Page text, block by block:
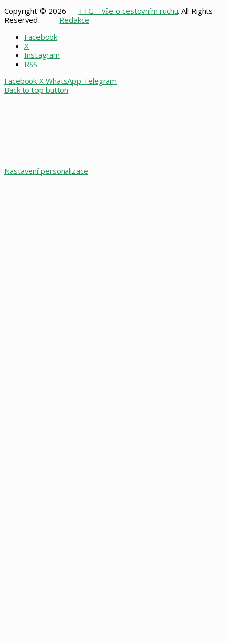
Copyright © 2026 — TTG – vše o cestovním ruchu. All Rights
Reserved. – – – Redakce
Facebook
X
Instagram
RSS
Facebook X WhatsApp Telegram
Back to top button
Nastavení personalizace